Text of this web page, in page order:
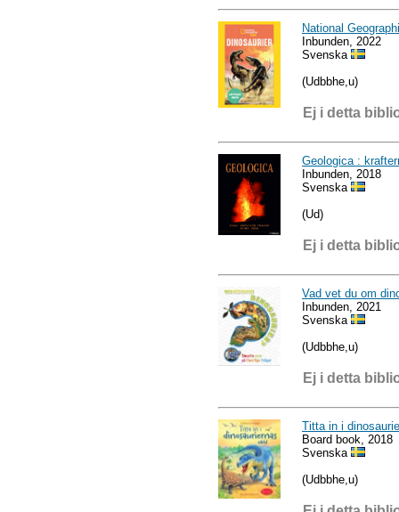
National
Inbunden, 2022
Svenska
(Udbbhe,u)
Ej i detta
Geologica :
Inbunden, 2018
Svenska
(Ud)
Ej i detta
Vad vet du om
Inbunden, 2021
Svenska
(Udbbhe,u)
Ej i detta
Titta in i
Board book, 2018
Svenska
(Udbbhe,u)